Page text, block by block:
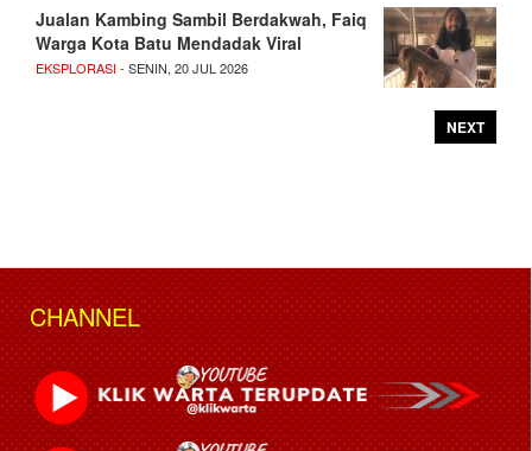
Jualan Kambing Sambil Berdakwah, Faiq
Warga Kota Batu Mendadak Viral
EKSPLORASI- SENIN, 20 JUL 2026
NEXT
CHANNEL